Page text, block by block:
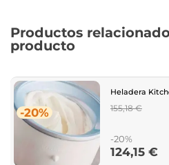
Productos
producto
-20%
Heladera
Regular
155,18 €
-20%
Price
124,15 €